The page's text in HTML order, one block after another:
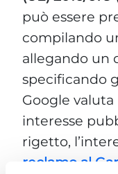
può essere
compilando
allegando un
specificando
Google
interesse
rigetto,
reclamo al